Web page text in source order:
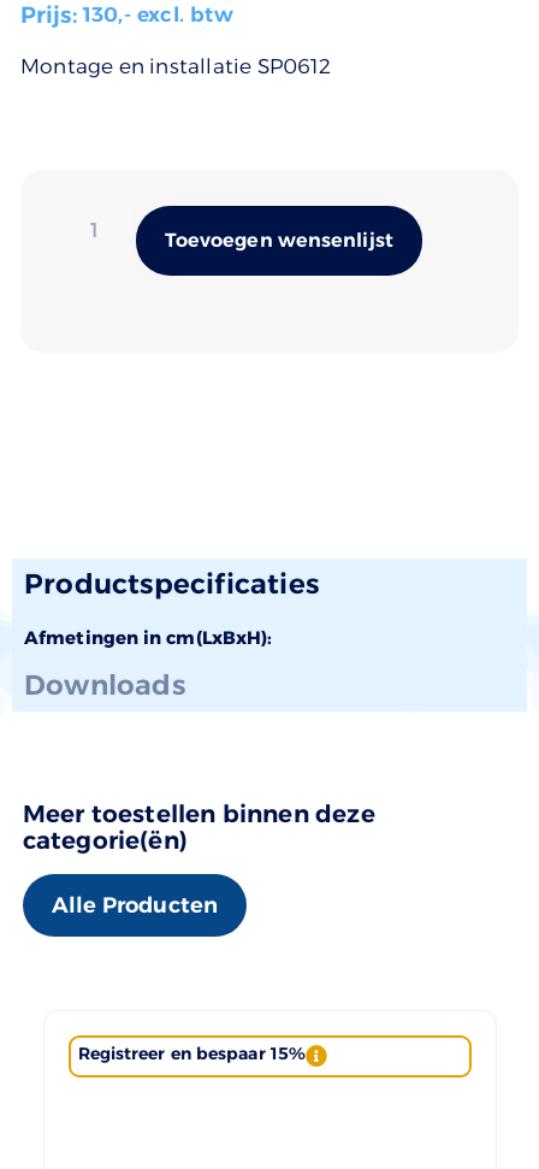
Prijs:130,- excl. btw
Montage en installatie SP0612
Toevoegen wensenlijst
Productspecificaties
Afmetingen in cm(LxBxH):
Downloads
Meer toestellen binnen deze
categorie(ën)
Alle Producten
Registreer en bespaar 15%